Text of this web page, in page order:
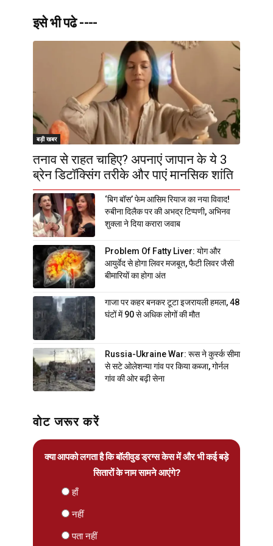
इसे भी पढे ----
बड़ी खबर
तनाव से राहत चाहिए? अपनाएं जापान के ये 3
ब्रेन डिटॉक्सिंग तरीके और पाएं मानसिक शांति
‘बिग बॉस’ फेम आसिम रियाज का नया विवाद!
रुबीना दिलैक पर की अभद्र टिप्पणी, अभिनव
शुक्ला ने दिया करारा जवाब
Problem Of Fatty Liver: योग और
आयुर्वेद से होगा लिवर मजबूत, फैटी लिवर जैसी
बीमारियों का होगा अंत
गाजा पर कहर बनकर टूटा इजरायली हमला, 48
घंटों में 90 से अधिक लोगों की मौत
Russia-Ukraine War: रूस ने कुर्स्क सीमा
से सटे ओलेशन्या गांव पर किया कब्जा, गोर्नल
गांव की ओर बढ़ी सेना
वोट जरूर करें
क्या आपको लगता है कि बॉलीवुड ड्रग्स केस में और भी कई बड़े
सितारों के नाम सामने आएंगे?
हाँ
नहीं
पता नहीं